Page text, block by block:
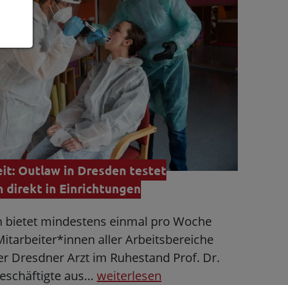
Outlaw in Dresden testet
direkt in Einrichtungen
bietet mindestens einmal pro Woche
aller Arbeitsbereiche
Dresdner Arzt im Ruhestand Prof. Dr.
aus… weiterlesen